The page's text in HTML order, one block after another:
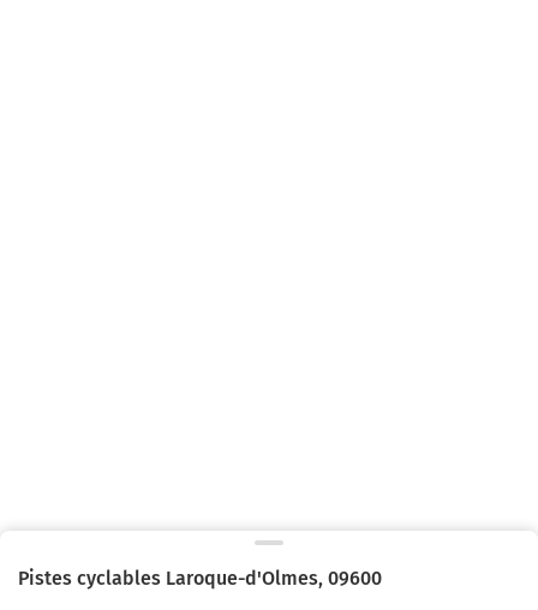
Pistes cyclables Laroque-d'Olmes, 09600